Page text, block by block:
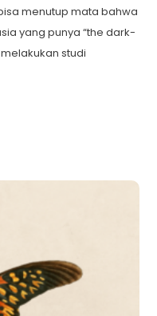
menutup mata bahwa
yang punya “the dark-
studi